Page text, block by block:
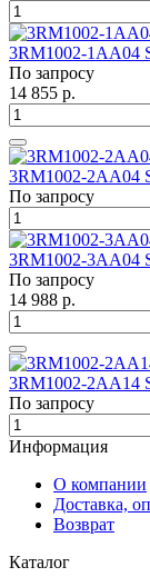
3RM1002-1AA04
По запросу
14 855 р.
3RM1002-2AA04
По запросу
3RM1002-3AA04
По запросу
14 988 р.
3RM1002-2AA14
По запросу
Информация
О компании
Доставка,
Возврат
Каталог